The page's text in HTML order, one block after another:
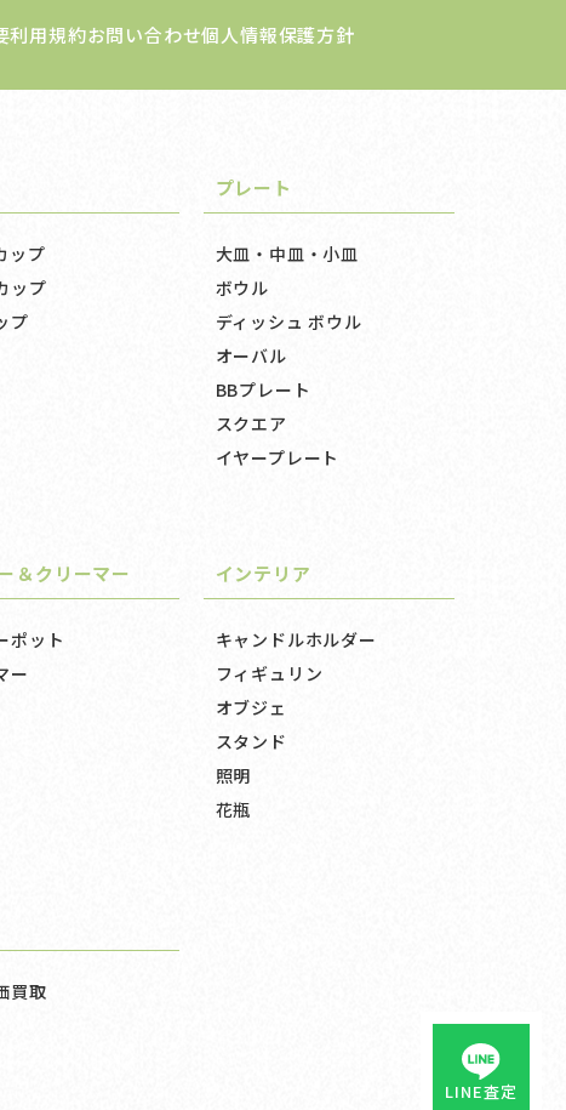
LINE査定
利用規約お問い合わせ個人情報保護方針
ップ
ップ
プ
プレート
大皿・中皿・小皿
ボウル
ディッシュ ボウル
オーバル
BBプレート
スクエア
イヤープレート
＆クリーマー
ポット
ー
インテリア
キャンドルホルダー
フィギュリン
オブジェ
スタンド
照明
花瓶
買取